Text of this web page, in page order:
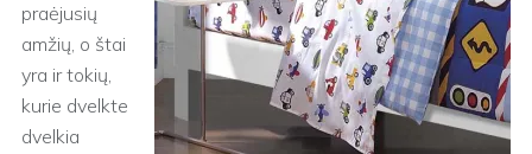
praėjusių
amžių, o štai
yra ir tokių,
kurie dvelkte
dvelkia